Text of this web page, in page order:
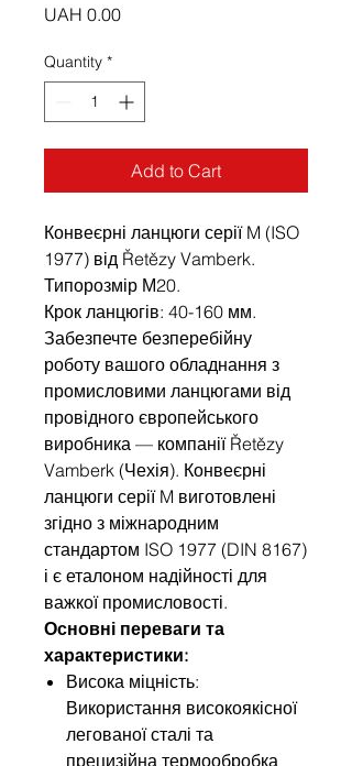
UAH 0.00Price
Quantity *
Add to Cart
Конвеєрні ланцюги серії M (ISO
1977) від Řetězy Vamberk.
Типорозмір М20.
Крок ланцюгів: 40-160 мм.
Забезпечте безперебійну
роботу вашого обладнання з
промисловими ланцюгами від
провідного європейського
виробника — компанії Řetězy
Vamberk (Чехія). Конвеєрні
ланцюги серії M виготовлені
згідно з міжнародним
стандартом ISO 1977 (DIN 8167)
і є еталоном надійності для
важкої промисловості.
Основні переваги та
характеристики:
Висока міцність:
Використання високоякісної
легованої сталі та
прецизійна термообробка